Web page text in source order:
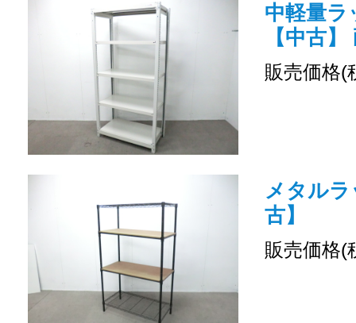
中軽量ラ
【中古
販売価格(
メタル
古】
販売価格(